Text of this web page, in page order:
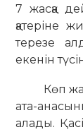
7 жасқа
қатеріне
терезе
екенін
Көп
ата-
алады.